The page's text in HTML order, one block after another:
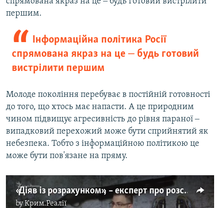
першим.
Інформаційна політика Росії
спрямована якраз на це ‒ будь готовий
вистрілити першим
Молоде покоління перебуває в постійній готовності
до того, що хтось має напасти. А це природним
чином підвищує агресивність до рівня параної ‒
випадковий перехожий може бути сприйнятий як
небезпека. Тобто з інформаційною політикою це
може бути пов'язане на пряму.
«Діяв із розрахунком», – експерт про розстріл у Керчі (відео)
byКрим.Реалії